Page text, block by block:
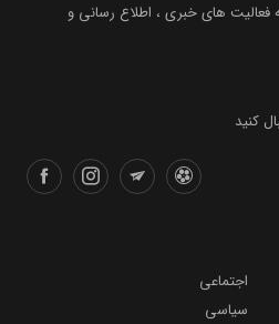
های خبری ، اطلاع رسانی و
کنید
اجتماعی
سیاسی